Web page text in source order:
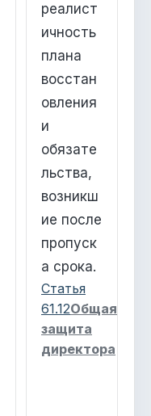
реалист
ичность
плана
восстан
овления
и
обязате
льства,
возникш
ие после
пропуск
а срока.
Статья
61.12Общая
защита
директора